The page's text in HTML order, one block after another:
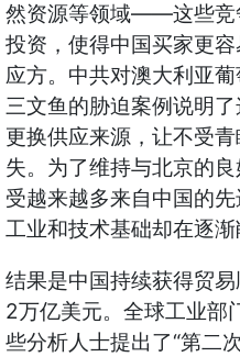
然资源等领域——这些
投资，使得中国买家更
应方。中共对澳大利亚
三文鱼的胁迫案例说明
更换供应来源，让不受
失。为了维持与北京的
受越来越多来自中国的
工业和技术基础却在逐渐
结果是中国持续获得贸
2万亿美元。全球工业部
些分析人士提出了“第二